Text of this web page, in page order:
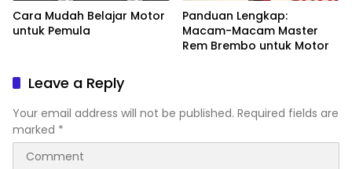
Cara Mudah Belajar Motor
untuk Pemula
Panduan Lengkap:
Macam-Macam Master
Rem Brembo untuk Motor
Leave a Reply
Your email address will not be published. Required fields are
marked *